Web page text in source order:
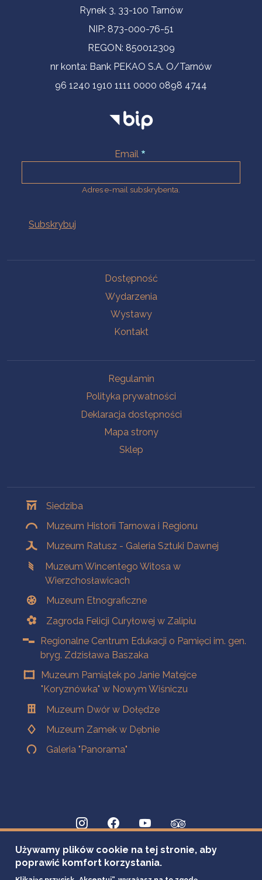
Informacje kontaktoweRynek 3, 33-100 Tarnów
NIP: 873-000-76-51
REGON: 850012309
nr konta: Bank PEKAO S.A. O/Tarnów
96 1240 1910 1111 0000 0898 4744
Email
Adres e-mail subskrybenta.
Dostępność
Wydarzenia
Wystawy
Kontakt
Regulamin
Polityka prywatności
Deklaracja dostępności
Mapa strony
Sklep
Siedziba
Muzeum Historii Tarnowa i Regionu
Muzeum Ratusz - Galeria Sztuki Dawnej
Muzeum Wincentego Witosa w
Wierzchosławicach
Muzeum Etnograficzne
Zagroda Felicji Curyłowej w Zalipiu
Regionalne Centrum Edukacji o Pamięci im. gen.
bryg. Zdzisława Baszaka
Muzeum Pamiątek po Janie Matejce
"Koryznówka" w Nowym Wiśniczu
Muzeum Dwór w Dołędze
Muzeum Zamek w Dębnie
Galeria "Panorama"
Używamy plików cookie na tej stronie, aby
poprawić komfort korzystania.